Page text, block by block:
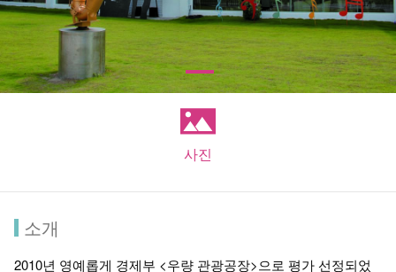
사진
소개
2010년 영예롭게 경제부 <우량 관광공장>으로 평가 선정되었